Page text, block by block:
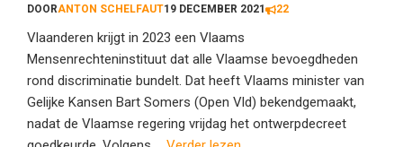
DOORANTON SCHELFAUT19 DECEMBER 2021 22
Vlaanderen krijgt in 2023 een Vlaams
Mensenrechteninstituut dat alle Vlaamse bevoegdheden
rond discriminatie bundelt. Dat heeft Vlaams minister van
Gelijke Kansen Bart Somers (Open Vld) bekendgemaakt,
nadat de Vlaamse regering vrijdag het ontwerpdecreet